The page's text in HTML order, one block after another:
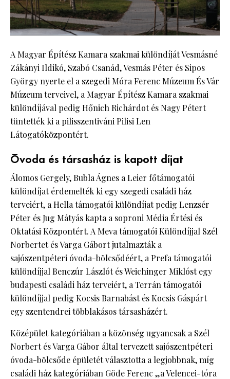
A Magyar Építész Kamara szakmai különdíját Vesmásné
Zákányi Ildikó, Szabó Csanád, Vesmás Péter és Sipos
György nyerte el a szegedi Móra Ferenc Múzeum És Vár
Múzeum terveivel, a Magyar Építész Kamara szakmai
különdíjával pedig Hőnich Richárdot és Nagy Pétert
tüntették ki a pilisszentiváni Pilisi Len
Látogatóközpontért.
Óvoda és társasház is kapott díjat
Álomos Gergely, Bubla Ágnes a Leier főtámogatói
különdíjat érdemelték ki egy szegedi családi ház
terveiért, a Hella támogatói különdíjat pedig Lenzsér
Péter és Jug Mátyás kapta a soproni Média Értési és
Oktatási Központért. A Meva támogatói Különdíjjal Szél
Norbertet és Varga Gábort jutalmazták a
sajószentpéteri óvoda-bölcsődéért, a Prefa támogatói
különdíjjal Benczúr Lászlót és Weichinger Miklóst egy
budapesti családi ház terveiért, a Terrán támogatói
különdíjjal pedig Kocsis Barnabást és Kocsis Gáspárt
egy szentendrei többlakásos társasházért.
Középület kategóriában a közönség ugyancsak a Szél
Norbert és Varga Gábor által tervezett sajószentpéteri
óvoda-bölcsőde épületét választotta a legjobbnak, míg
családi ház kategóriában Göde Ferenc „a Velencei-tóra